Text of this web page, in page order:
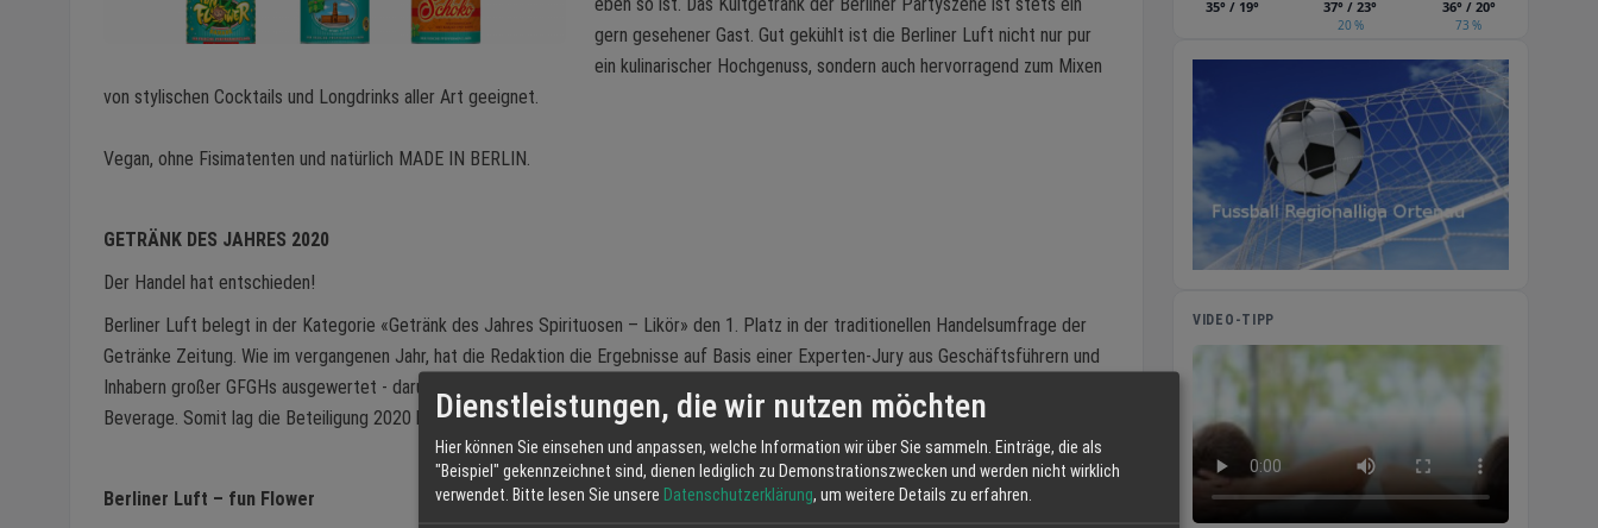
gern gesehener Gast. Gut gekühlt ist die Berliner Luft nicht nur pur
ein kulinarischer Hochgenuss, sondern auch hervorragend zum Mixen
von stylischen Cocktails und Longdrinks aller Art geeignet.
Vegan, ohne Fisimatenten und natürlich MADE IN BERLIN.
GETRÄNK DES JAHRES 2020
Der Handel hat entschieden!
Berliner Luft belegt in der Kategorie «Getränk des Jahres Spirituosen – Likör» den 1. Platz in der traditionellen Handelsumfrage der
Getränke Zeitung. Wie im vergangenen Jahr, hat die Redaktion die Ergebnisse auf Basis einer Experten-Jury aus Geschäftsführern und
Inhabern großer GFGHs ausgewertet - darunter der Einkaufsring der Deutschen Getränkefachmärkte, die GES Nürnberg sowie Team
Beverage. Somit lag die Beteiligung 2020 bei einer mehr als doppelt so hohen Repräsentativität im Vergleich zum letzten Jahr.
Berliner Luft – fun Flower
35° / 19° 37° / 23°
20 %
36° / 20°
73 %
VIDEO-TIPP
Dienstleistungen, die wir nutzen möchten
Hier können Sie einsehen und anpassen, welche Information wir über Sie sammeln. Einträge, die als
"Beispiel" gekennzeichnet sind, dienen lediglich zu Demonstrationszwecken und werden nicht wirklich
verwendet. Bitte lesen Sie unsere Datenschutzerklärung, um weitere Details zu erfahren.